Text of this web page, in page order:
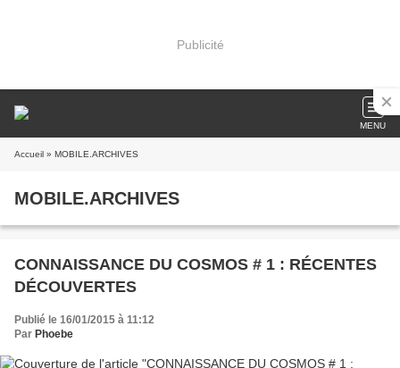
Publicité
MENU
Accueil » MOBILE.ARCHIVES
MOBILE.ARCHIVES
CONNAISSANCE DU COSMOS # 1 : RÉCENTES
DÉCOUVERTES
Publié le 16/01/2015 à 11:12
Par Phoebe